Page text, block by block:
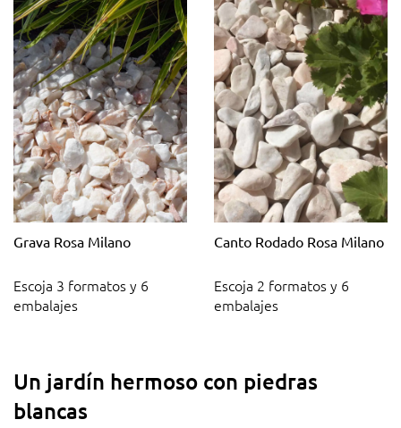
Grava Rosa Milano
Escoja 3 formatos y 6
embalajes
Canto Rodado Rosa Milano
Escoja 2 formatos y 6
embalajes
Un jardín hermoso con piedras
blancas